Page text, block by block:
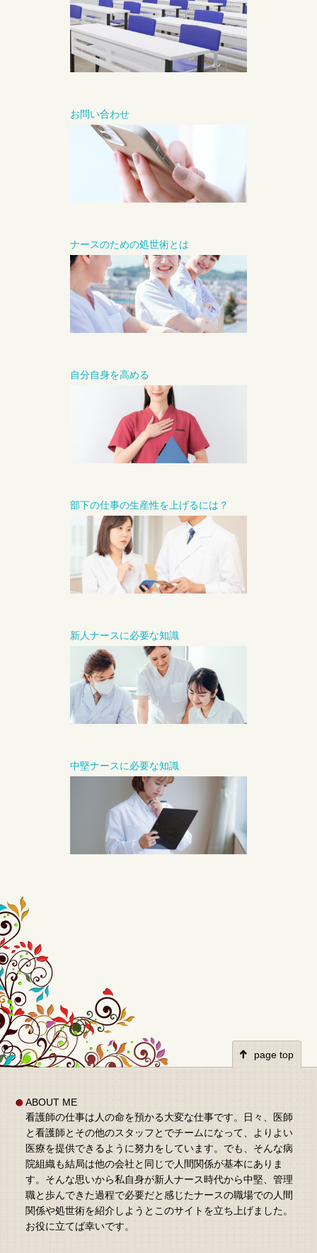
お問い合わせ
ナースのための処世術とは
自分自身を高める
部下の仕事の生産性を上げるには？
新人ナースに必要な知識
中堅ナースに必要な知識
page top
ABOUT ME
看護師の仕事は人の命を預かる大変な仕事です。日々、医師
と看護師とその他のスタッフとでチームになって、よりよい
医療を提供できるように努力をしています。でも、そんな病
院組織も結局は他の会社と同じで人間関係が基本にありま
す。そんな思いから私自身が新人ナース時代から中堅、管理
職と歩んできた過程で必要だと感じたナースの職場での人間
関係や処世術を紹介しようとこのサイトを立ち上げました。
お役に立てば幸いです。